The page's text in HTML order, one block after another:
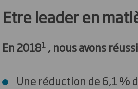
Etre leader en
En 20181, nous avons
Une réduction de 6,1 %